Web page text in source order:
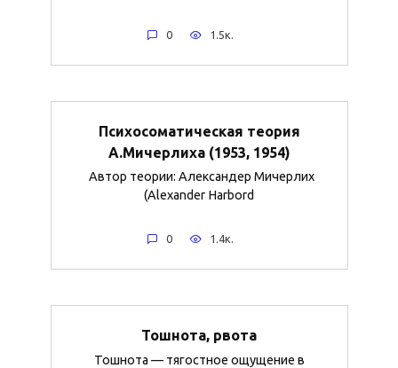
0 1.5к.
Психосоматическая теория
А.Мичерлиха (1953, 1954)
Автор теории: Александер Мичерлих
(Alexander Harbord
0 1.4к.
Тошнота, рвота
Тошнота — тягостное ощущение в